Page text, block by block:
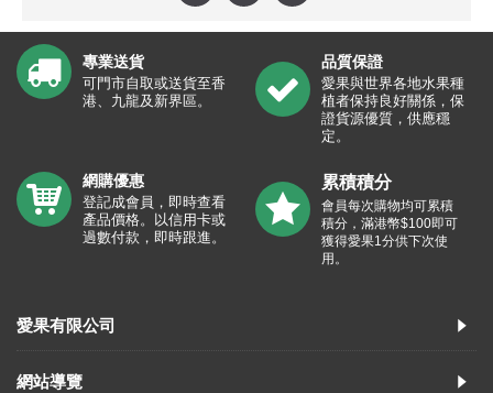
專業送貨
可門市自取或送貨至香
港、九龍及新界區。
品質保證
愛果與世界各地水果種
植者保持良好關係，保
證貨源優質，供應穩
定。
網購優惠
登記成會員，即時查看
產品價格。以信用卡或
過數付款，即時跟進。
累積積分
會員每次購物均可累積
積分，滿港幣$100即可
獲得愛果1分供下次使
用。
愛果有限公司
網站導覽